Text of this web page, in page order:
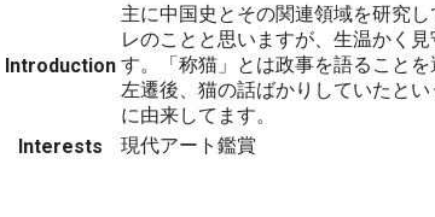
Introduction
主に中国史とその関連領域を研究
レのことと思いますが、生温かく
す。「称猫」とは政事を語ることを
左遷後、猫の話ばかりしていたと
に由来してます。
Interests
現代アート鑑賞